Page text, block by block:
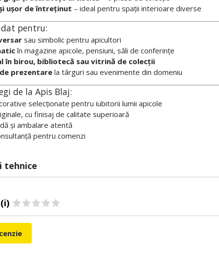
ușor de întreținut – ideal pentru spații interioare diverse
pentru:
sau simbolic pentru apicultori
în magazine apicole, pensiuni, săli de conferințe
în birou, bibliotecă sau vitrină de colecții
prezentarela târguri sau evenimente din domeniu
de la Apis Blaj:
selecționate pentru iubitorii lumii apicole
cu finisaj de calitate superioară
și ambalare atentă
pentru comenzi
tehnice